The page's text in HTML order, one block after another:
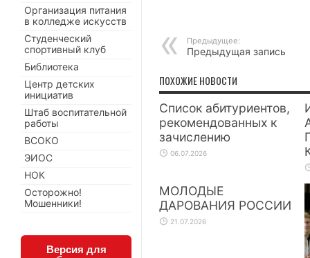
Предыдущее:
Предыдущая запись
ПОХОЖИЕ НОВОСТИ
Список абитуриентов,
рекомендованных к
зачислению
06.07.2026
МОЛОДЫЕ
ДАРОВАНИЯ РОССИИ
21.07.2026
Организация питания
в колледже искусств
Студенческий
спортивный клуб
Библиотека
Центр детских
инициатив
Штаб воспитательной
работы
ВСОКО
ЭИОС
НОК
Осторожно!
Мошенники!
Версия для